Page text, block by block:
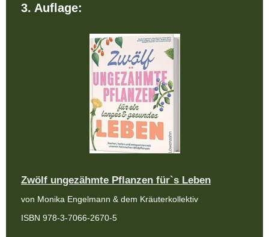
3. Auflage:
Zwölf ungezähmte Pflanzen für`s Leben
von Monika Engelmann & dem Kräuterkollektiv
ISBN 978-3-7066-2670-5